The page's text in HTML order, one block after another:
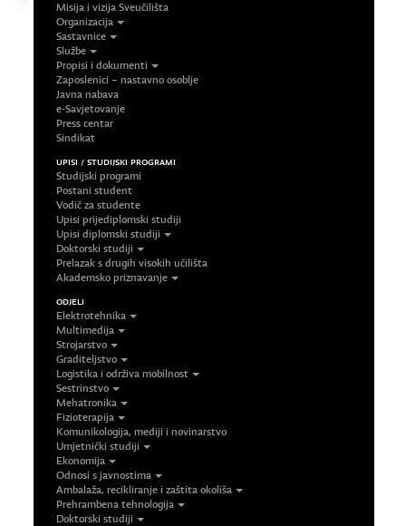
Misija i vizija Sveučilišta
Organizacija
Sastavnice
Službe
Propisi i dokumenti
Zaposlenici – nastavno osoblje
Javna nabava
e-Savjetovanje
Press centar
Sindikat
UPISI / STUDIJSKI PROGRAMI
Studijski programi
Postani student
Vodič za studente
Upisi prijediplomski studiji
Upisi diplomski studiji
Doktorski studiji
Prelazak s drugih visokih učilišta
Akademsko priznavanje
ODJELI
Elektrotehnika
Multimedija
Strojarstvo
Graditeljstvo
Logistika i održiva mobilnost
Sestrinstvo
Mehatronika
Fizioterapija
Komunikologija, mediji i novinarstvo
Umjetnički studiji
Ekonomija
Odnosi s javnostima
Ambalaža, recikliranje i zaštita okoliša
Prehrambena tehnologija
Doktorski studiji